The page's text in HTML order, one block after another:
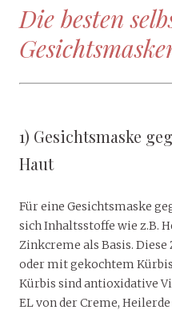
Die besten
1) Gesichtsmaske
Haut
Für eine Gesichtsmaske
sich Inhaltsstoffe wie z.B.
Zinkcreme als Basis.
oder mit gekochtem
Kürbis sind antioxidative
EL von der Creme,